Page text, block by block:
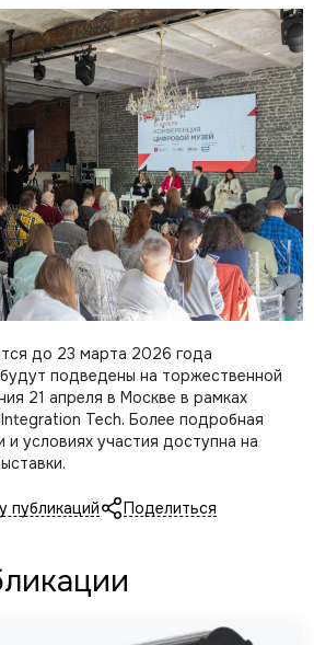
до 23 марта 2026 года
подведены на торжественной
21 апреля в Москве в рамках
Tech. Более подробная
условиях участия доступна на
публикаций Поделиться